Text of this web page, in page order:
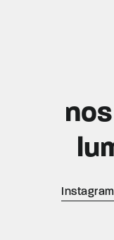
Instagram